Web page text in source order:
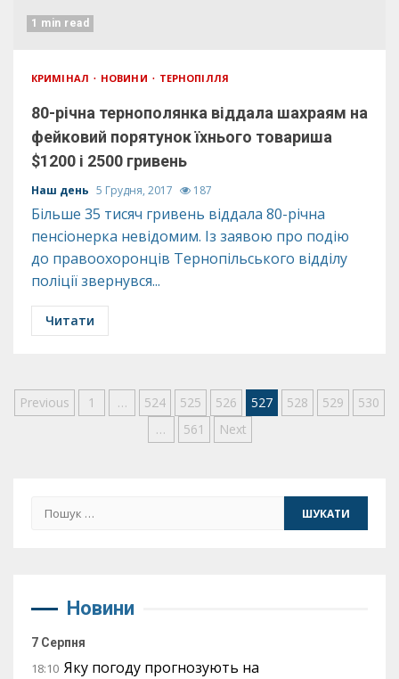
1 min read
КРИМІНАЛ НОВИНИ ТЕРНОПІЛЛЯ
80-річна тернополянка віддала шахраям на
фейковий порятунок їхнього товариша
$1200 і 2500 гривень
Наш день 5 Грудня, 2017 187
Більше 35 тисяч гривень віддала 80-річна
пенсіонерка невідомим. Із заявою про подію
до правоохоронців Тернопільського відділу
поліції звернувся...
Читати
Пагінація
Previous 1 … 524 525 526 527 528 529
530
…
561 Next
Пошук:
Новини
7 Серпня
18:10 Яку погоду прогнозують на